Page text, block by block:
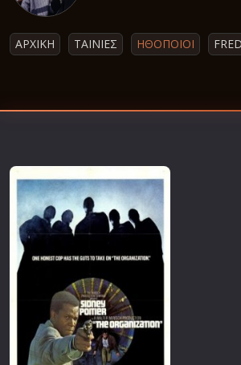
Β' Παγκόσμιος
Δραματικές
Εποχής
Ερωτικές
ΑΡΧΙΚΗ ΤΑΙΝΙΕΣ ΗΘΟΠΟΙΟΙ